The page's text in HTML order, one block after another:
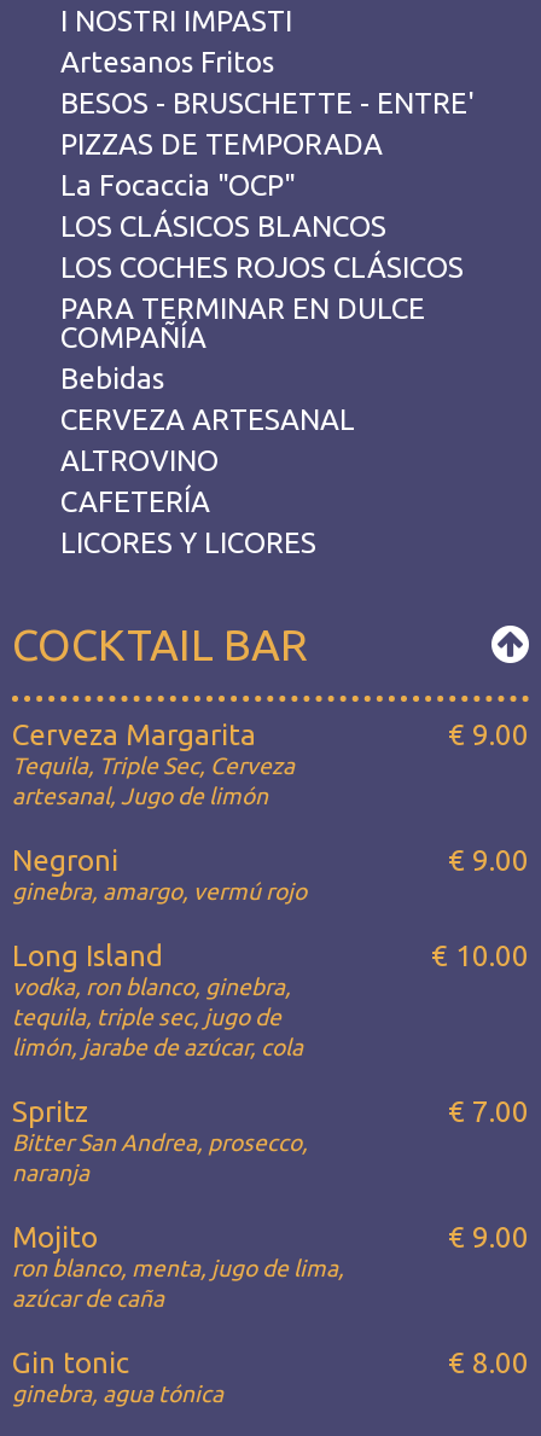
I NOSTRI IMPASTI
Artesanos Fritos
BESOS - BRUSCHETTE - ENTRE'
PIZZAS DE TEMPORADA
La Focaccia "OCP"
LOS CLÁSICOS BLANCOS
LOS COCHES ROJOS CLÁSICOS
PARA TERMINAR EN DULCE
COMPAÑÍA
Bebidas
CERVEZA ARTESANAL
ALTROVINO
CAFETERÍA
LICORES Y LICORES
COCKTAIL BAR
Cerveza Margarita
Tequila, Triple Sec, Cerveza
artesanal, Jugo de limón
€ 9.00
Negroni
ginebra, amargo, vermú rojo
€ 9.00
Long Island
vodka, ron blanco, ginebra,
tequila, triple sec, jugo de
limón, jarabe de azúcar, cola
€ 10.00
Spritz
Bitter San Andrea, prosecco,
naranja
€ 7.00
Mojito
ron blanco, menta, jugo de lima,
azúcar de caña
€ 9.00
Gin tonic
ginebra, agua tónica
€ 8.00